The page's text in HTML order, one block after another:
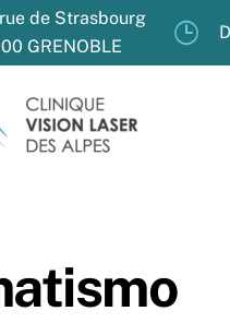
de Strasbourg
GRENOBLE